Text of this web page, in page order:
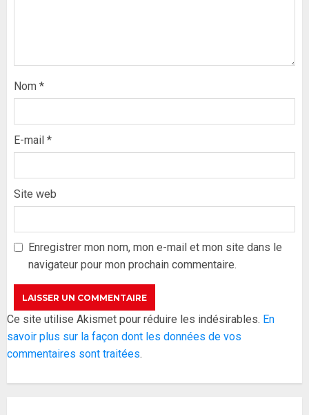
Nom *
E-mail *
Site web
Enregistrer mon nom, mon e-mail et mon site dans le
navigateur pour mon prochain commentaire.
Ce site utilise Akismet pour réduire les indésirables. En
savoir plus sur la façon dont les données de vos
commentaires sont traitées.
Formation du nouveau
ses lignes rouges et met en
garde ses responsables
26 MAI 2026 0
4
Réintégration de Sonko à
l’Assemblée nationale : Adji
Mergane Kanouté défend la